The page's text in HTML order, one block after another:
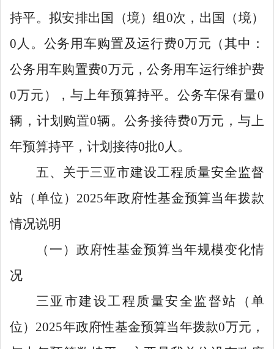
持平。拟安排出国（境）组0次，出国（境）
0 人。公务用车购置及运行费0万元（其中 ：
公务用车购置费0万元，公务用车运行维护费
0万元），与上年预算持平。公务车保有量0
辆，计划购置0辆。公务接待费0万元，与上
年预算持平，计划接待0批0 人。
五、关于三亚市建设工程质量安全监督
站（单位） 2025年政府性基金预算当年拨款
情况说明
（一）政府性基金预算当年规模变化情
况
三亚市建设工程质量安全监督站（单
位） 2025年政府性基金预算当年拨款0万元，